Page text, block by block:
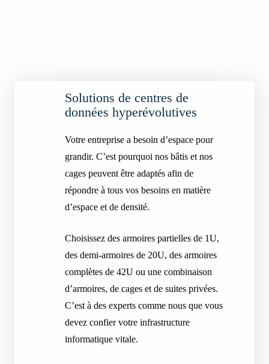
Solutions de centres de
données hyperévolutives
Votre entreprise a besoin d’espace pour
grandir. C’est pourquoi nos bâtis et nos
cages peuvent être adaptés afin de
répondre à tous vos besoins en matière
d’espace et de densité.
Choisissez des armoires partielles de 1U,
des demi-armoires de 20U, des armoires
complètes de 42U ou une combinaison
d’armoires, de cages et de suites privées.
C’est à des experts comme nous que vous
devez confier votre infrastructure
informatique vitale.